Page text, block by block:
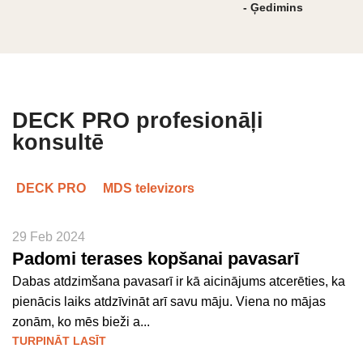
- Ģedimins
DECK PRO profesionāļi
konsultē
DECK PRO MDS televizors
29 Feb 2024
Padomi terases kopšanai pavasarī
Dabas atdzimšana pavasarī ir kā aicinājums atcerēties, ka
pienācis laiks atdzīvināt arī savu māju. Viena no mājas
zonām, ko mēs bieži a...
TURPINĀT LASĪT